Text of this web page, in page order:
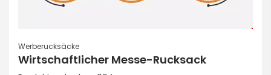
Werberucksäcke
Wirtschaftlicher Messe-Rucksack